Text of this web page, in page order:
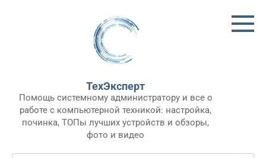
ТехЭксперт
Помощь системному администратору и все о
работе с компьютерной техникой: настройка,
починка, ТОПы лучших устройств и обзоры,
фото и видео